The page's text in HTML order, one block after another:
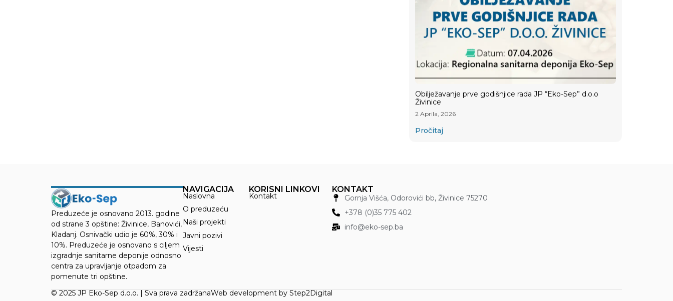
Obilježavanje prve godišnjice rada JP “Eko-Sep” d.o.o
Živinice
2 Aprila, 2026
Pročitaj
Preduzeće je osnovano 2013. godine
od strane 3 opštine: Živinice, Banovići,
Kladanj. Osnivački udio je 60%, 30% i
10%. Preduzeće je osnovano s ciljem
izgradnje sanitarne deponije odnosno
centra za upravljanje otpadom za
pomenute tri opštine.
NAVIGACIJA
Naslovna
O preduzeću
Naši projekti
Javni pozivi
Vijesti
KORISNI LINKOVI
Kontakt
KONTAKT
Gornja Višća, Odorovići bb, Živinice 75270
+378 (0)35 775 402
info@eko-sep.ba
© 2025 JP Eko-Sep d.o.o. | Sva prava zadržanaWeb development byStep2Digital